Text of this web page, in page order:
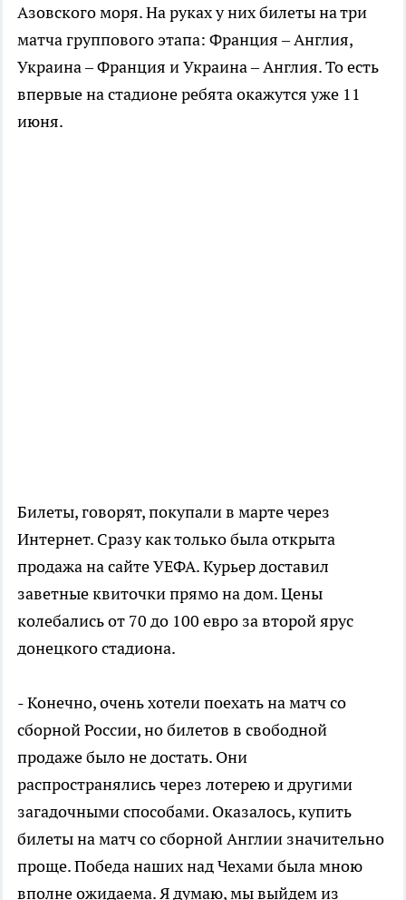
Азовского моря. На руках у них билеты на три
матча группового этапа: Франция – Англия,
Украина – Франция и Украина – Англия. То есть
впервые на стадионе ребята окажутся уже 11
июня.
Билеты, говорят, покупали в марте через
Интернет. Сразу как только была открыта
продажа на сайте УЕФА. Курьер доставил
заветные квиточки прямо на дом. Цены
колебались от 70 до 100 евро за второй ярус
донецкого стадиона.
- Конечно, очень хотели поехать на матч со
сборной России, но билетов в свободной
продаже было не достать. Они
распространялись через лотерею и другими
загадочными способами. Оказалось, купить
билеты на матч со сборной Англии значительно
проще. Победа наших над Чехами была мною
вполне ожидаема. Я думаю, мы выйдем из